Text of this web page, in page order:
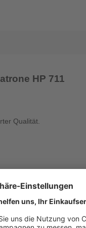
HP 711
Qualität.